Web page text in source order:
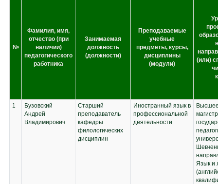
№
Фамилия, имя,
отчество (при
наличии)
педагогического
работника
Занимаемая
должность
(должности)
Преподаваемые
учебные
предметы, курсы,
дисциплины
(модули)
(или)
1
Бузовский
Андрей
Владимирович
Старший
преподаватель
кафедры
филологических
дисциплин
Иностранный язык в
профессиональной
деятельности
Язык и